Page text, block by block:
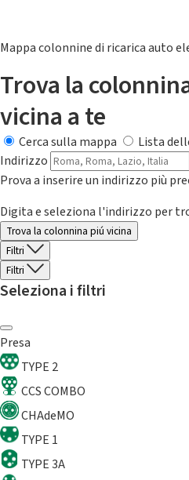
Mappa colonnine di ricarica auto
Trova la
vicina a te
Cerca sulla mappa
Lista
Indirizzo
Prova a inserire un indirizzo più
Digita e seleziona l'indirizzo per
Trova la colonnina piú vicina
Filtri
Filtri
Seleziona i filtri
Presa
TYPE 2
CCS COMBO
CHAdeMO
TYPE 1
TYPE 3A